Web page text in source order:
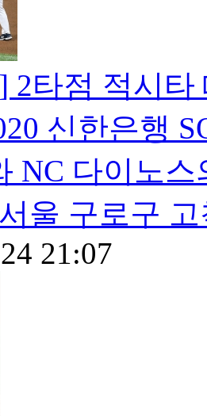
2타점 적시타
신한은행
NC 다이노
울 구로구
21:07